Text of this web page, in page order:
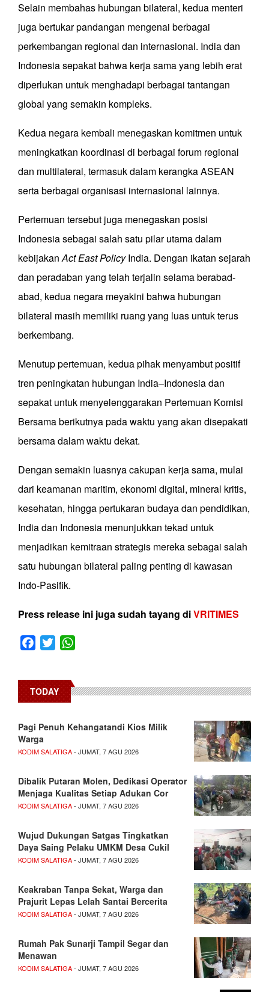
Selain membahas hubungan bilateral, kedua menteri
juga bertukar pandangan mengenai berbagai
perkembangan regional dan internasional. India dan
Indonesia sepakat bahwa kerja sama yang lebih erat
diperlukan untuk menghadapi berbagai tantangan
global yang semakin kompleks.
Kedua negara kembali menegaskan komitmen untuk
meningkatkan koordinasi di berbagai forum regional
dan multilateral, termasuk dalam kerangka ASEAN
serta berbagai organisasi internasional lainnya.
Pertemuan tersebut juga menegaskan posisi
Indonesia sebagai salah satu pilar utama dalam
kebijakanAct East PolicyIndia. Dengan ikatan sejarah
dan peradaban yang telah terjalin selama berabad-
abad, kedua negara meyakini bahwa hubungan
bilateral masih memiliki ruang yang luas untuk terus
berkembang.
Menutup pertemuan, kedua pihak menyambut positif
tren peningkatan hubungan India–Indonesia dan
sepakat untuk menyelenggarakan Pertemuan Komisi
Bersama berikutnya pada waktu yang akan disepakati
bersama dalam waktu dekat.
Dengan semakin luasnya cakupan kerja sama, mulai
dari keamanan maritim, ekonomi digital, mineral kritis,
kesehatan, hingga pertukaran budaya dan pendidikan,
India dan Indonesia menunjukkan tekad untuk
menjadikan kemitraan strategis mereka sebagai salah
satu hubungan bilateral paling penting di kawasan
Indo-Pasifik.
Press release ini juga sudah tayang diVRITIMES
Facebook
Twitter
TODAY
Pagi Penuh Kehangatandi Kios Milik
Warga
KODIM SALATIGA- JUMAT, 7 AGU 2026
Dibalik Putaran Molen, Dedikasi Operator
Menjaga Kualitas Setiap Adukan Cor
KODIM SALATIGA- JUMAT, 7 AGU 2026
Wujud Dukungan Satgas Tingkatkan
Daya Saing Pelaku UMKM Desa Cukil
KODIM SALATIGA- JUMAT, 7 AGU 2026
Keakraban Tanpa Sekat, Warga dan
Prajurit Lepas Lelah Santai Bercerita
KODIM SALATIGA- JUMAT, 7 AGU 2026
Rumah Pak Sunarji Tampil Segar dan
Menawan
KODIM SALATIGA- JUMAT, 7 AGU 2026